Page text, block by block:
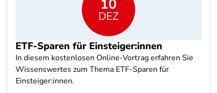
10
DEZ
ETF-Sparen für Einsteiger:innen
In diesem kostenlosen Online-Vortrag erfahren Sie
Wissenswertes zum Thema ETF-Sparen für
Einsteiger:innen.